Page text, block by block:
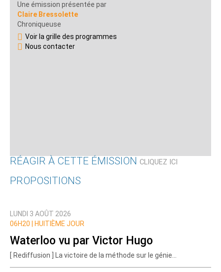
Une émission présentée par
Claire Bressolette
Chroniqueuse
Voir la grille des programmes
Nous contacter
RÉAGIR À CETTE ÉMISSION CLIQUEZ ICI
Nom
Courriel (non publié)
PROPOSITIONS
LUNDI 3 AOÛT 2026
06H20 |
HUITIÈME JOUR
Waterloo vu par Victor Hugo
[ Rediffusion ] La victoire de la méthode sur le génie...